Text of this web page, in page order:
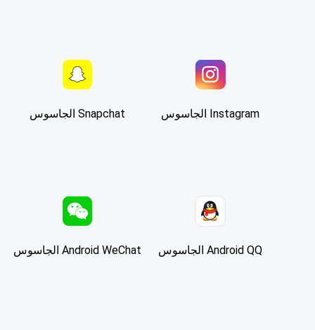
Snapchat الجاسوس Instagram الجاسوس
Android WeChat الجاسوس Android QQ الجاسوس